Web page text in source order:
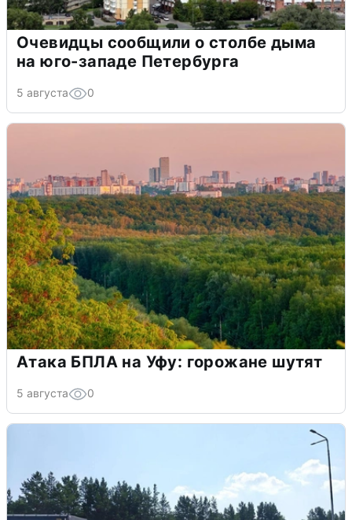
Очевидцы сообщили о столбе дыма
на юго-западе Петербурга
5 августа 0
Атака БПЛА на Уфу: горожане шутят
5 августа 0